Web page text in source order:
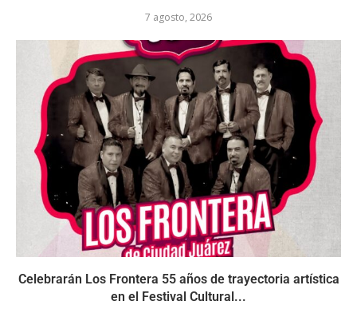
7 agosto, 2026
Celebrarán Los Frontera 55 años de trayectoria artística
en el Festival Cultural...